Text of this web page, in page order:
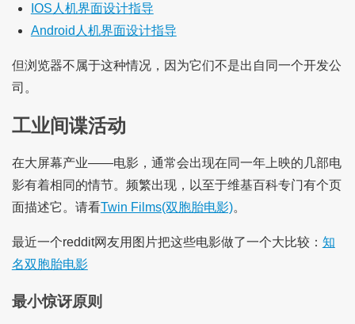
IOS人机界面设计指导
Android人机界面设计指导
但浏览器不属于这种情况，因为它们不是出自同一个开发公
司。
工业间谍活动
在大屏幕产业——电影，通常会出现在同一年上映的几部电
影有着相同的情节。频繁出现，以至于维基百科专门有个页
面描述它。请看Twin Films(双胞胎电影)。
最近一个reddit网友用图片把这些电影做了一个大比较： 知
名双胞胎电影
最小惊讶原则